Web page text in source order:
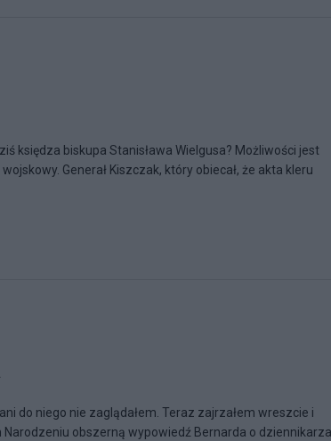
księdza biskupa Stanisława Wielgusa? Możliwości jest
Generał Kiszczak, który obiecał, że akta kleru
do niego nie zaglądałem. Teraz zajrzałem wreszcie i
obszerną wypowiedź Bernarda o